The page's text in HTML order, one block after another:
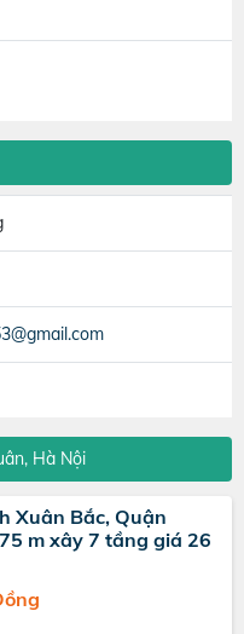
Hà Nội
Xuân Bắc, Quận
m xây 7 tầng giá 26